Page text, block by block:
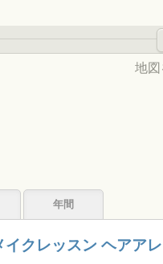
地
年間
イクレッスン ヘアア